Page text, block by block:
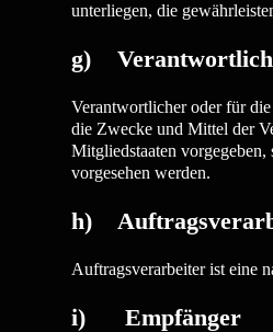
unterliegen, die
g)
Verantwortlicher oder für
die Zwecke und Mittel der
Mitgliedstaaten
vorgesehen werden.
h)
Auftragsverarbeiter ist eine
i) Empfänger